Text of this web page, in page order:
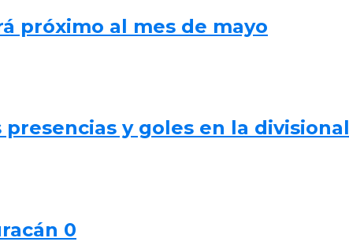
próximo al mes de mayo
y goles en la divisional
0